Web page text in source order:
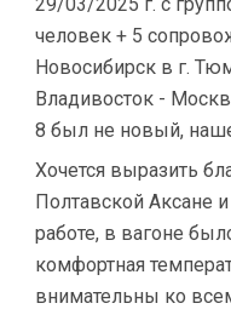
человек + 5
Новосибирск в г.
Владивосток -
8 был не новый,
Хочется выразить
Полтавской Аксане
работе, в вагоне
комфортная
внимательны ко